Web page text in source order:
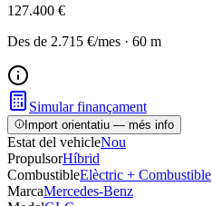
127.400 €
Des de 2.715 €/mes · 60 m
Simular finançament
Import orientatiu — més info
Estat del vehicleNou
PropulsorHíbrid
CombustibleElèctric + Combustible
MarcaMercedes-Benz